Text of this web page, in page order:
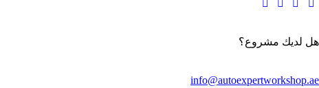
هل لديك مشروع؟
info@autoexpertworkshop.ae